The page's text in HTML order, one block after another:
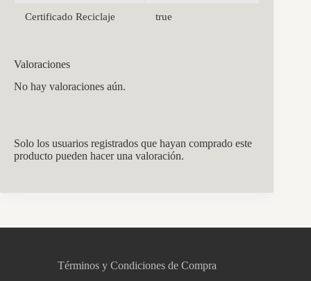
Certificado Reciclaje true
Valoraciones
No hay valoraciones aún.
Solo los usuarios registrados que hayan comprado este
producto pueden hacer una valoración.
Términos y Condiciones de Compra
Asistente virtual · En línea